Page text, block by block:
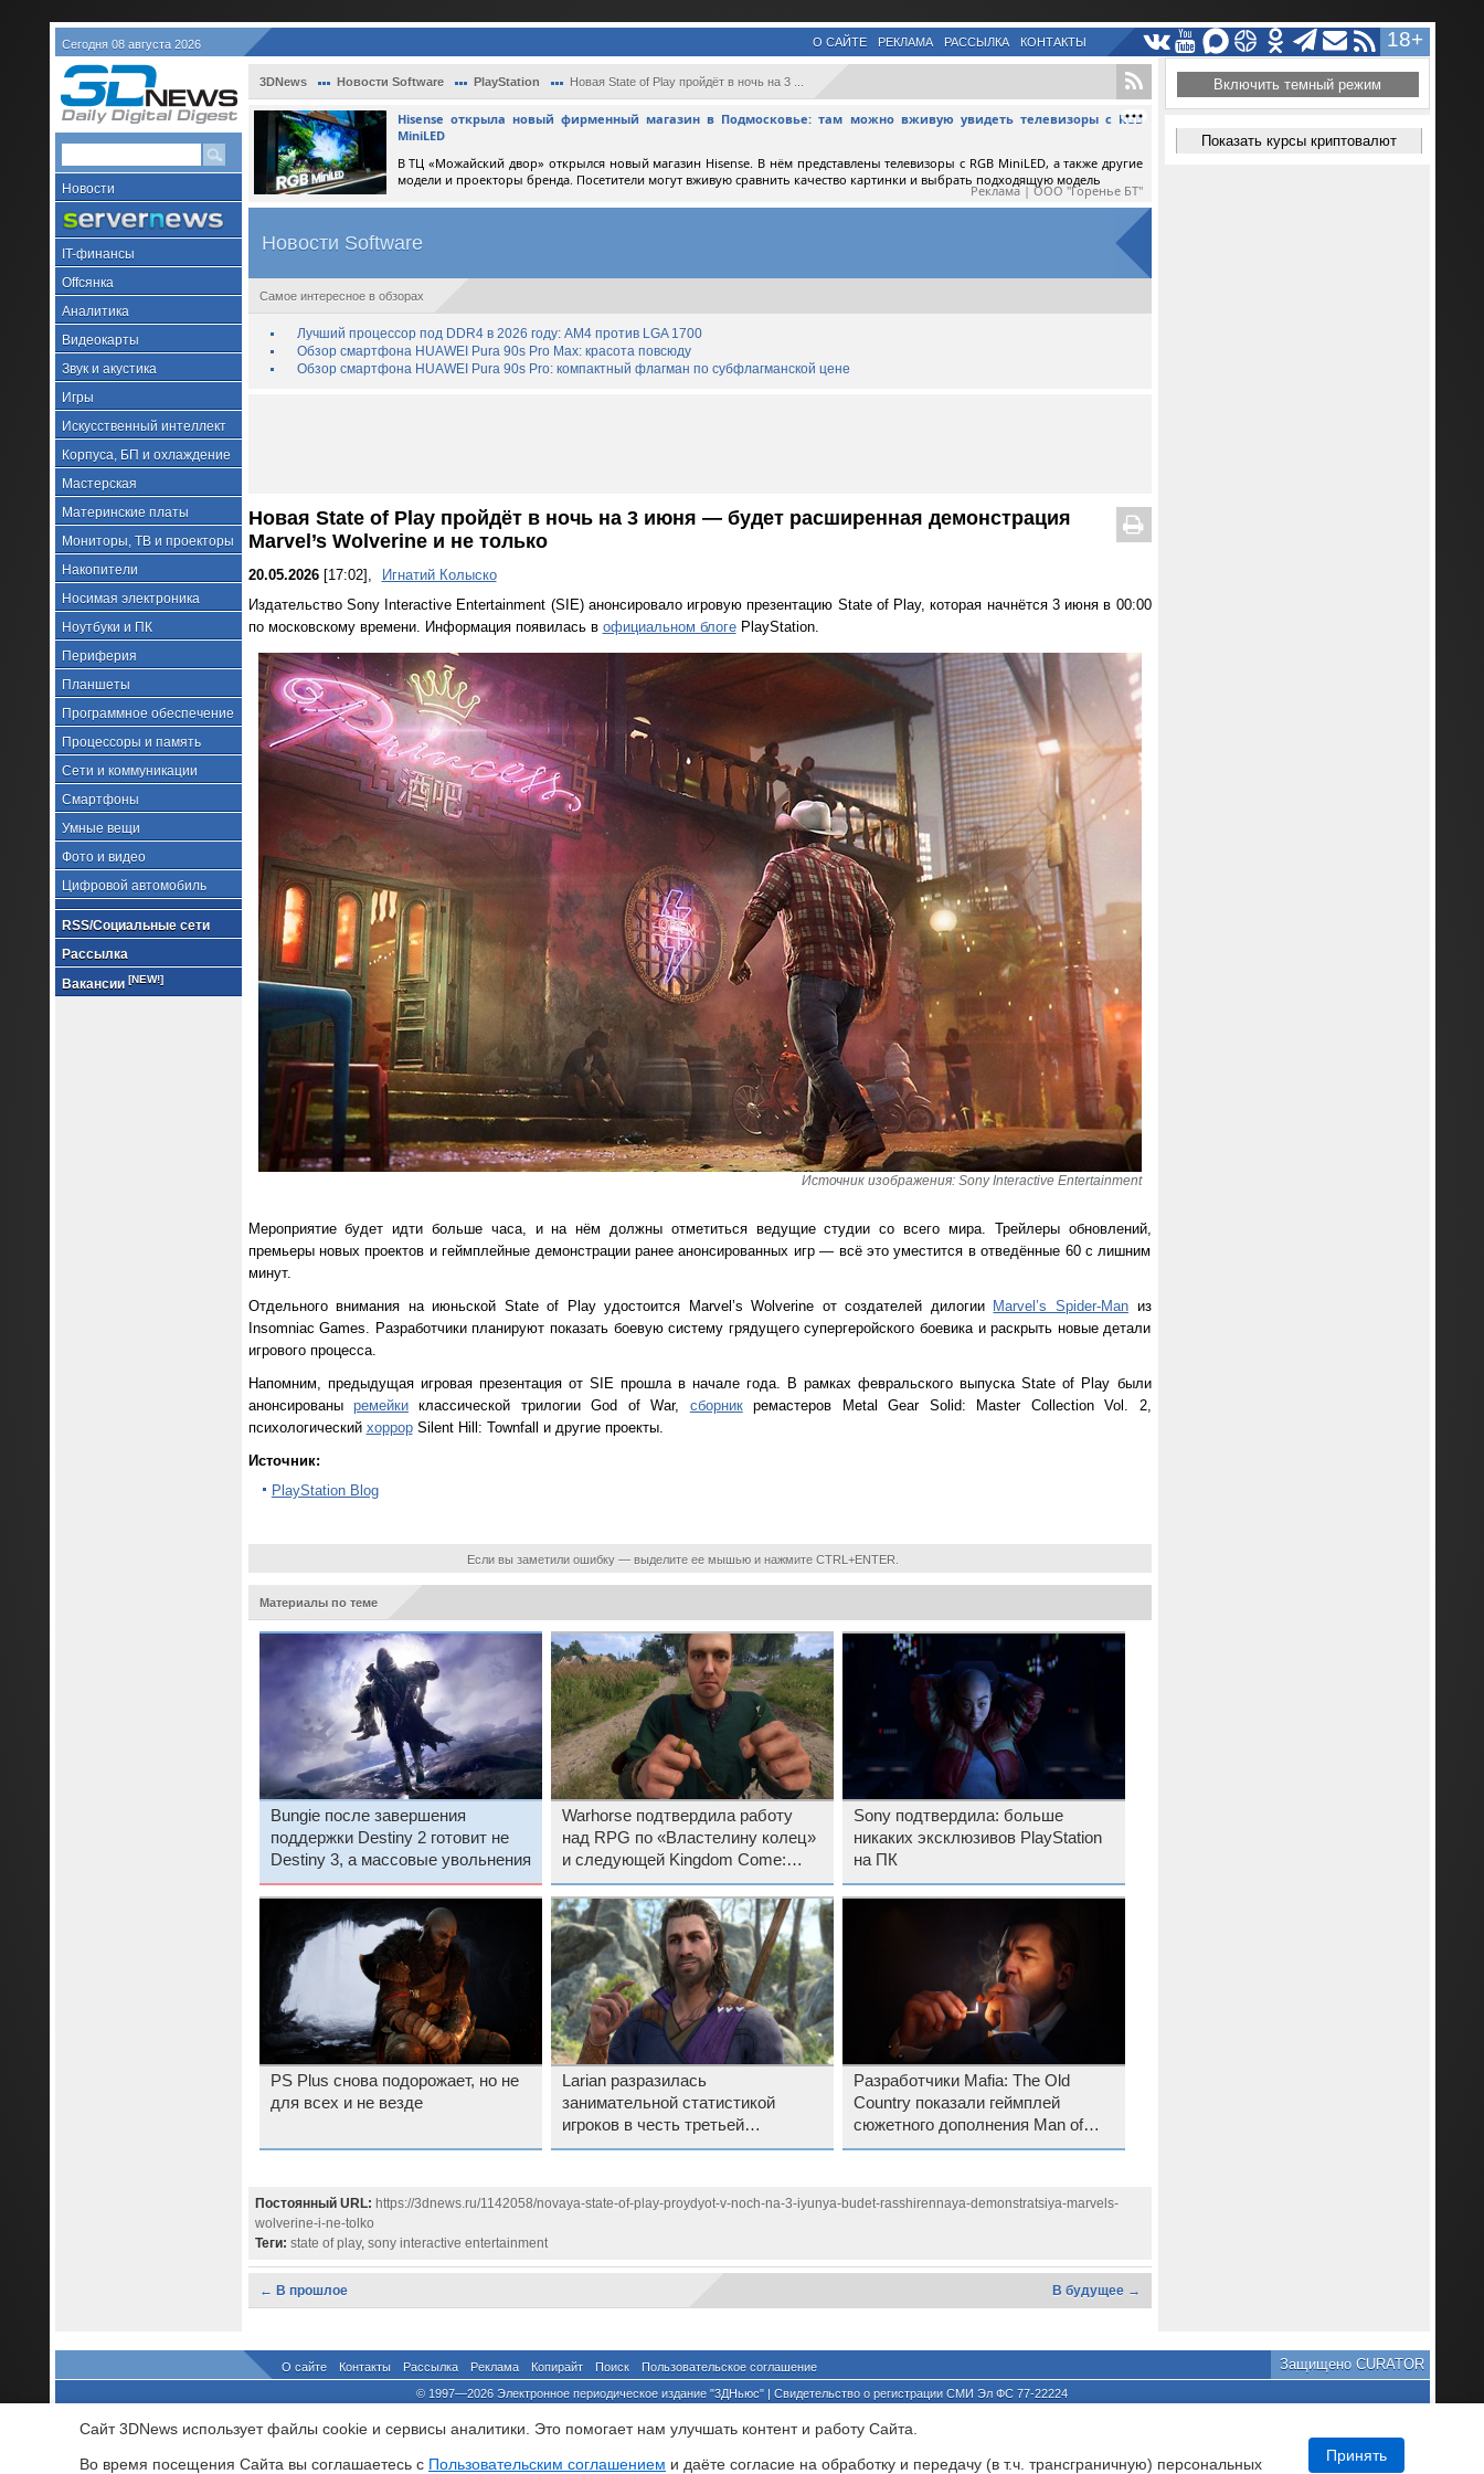
Сегодня 08 августа 2026 18+
О САЙТЕ РЕКЛАМА РАССЫЛКА КОНТАКТЫ
Новости
IT-финансы
Offсянка
Аналитика
Видеокарты
Звук и акустика
Игры
Искусственный интеллект
Корпуса, БП и охлаждение
Мастерская
Материнские платы
Мониторы, ТВ и проекторы
Накопители
Носимая электроника
Ноутбуки и ПК
Периферия
Планшеты
Программное обеспечение
Процессоры и память
Сети и коммуникации
Смартфоны
Умные вещи
Фото и видео
Цифровой автомобиль
RSS/Социальные сети
Рассылка
Вакансии [NEW!]
3DNews Новости Software PlayStation Новая State of Play пройдёт в ночь на 3 ...
Hisense открыла новый фирменный магазин в Подмосковье: там можно вживую увидеть телевизоры с RGB
MiniLED
В ТЦ «Можайский двор» открылся новый магазин Hisense. В нём представлены телевизоры с RGB MiniLED, а также другие
модели и проекторы бренда. Посетители могут вживую сравнить качество картинки и выбрать подходящую модель
Реклама | ООО "Горенье БТ"
Новости Software
Самое интересное в обзорах
Лучший процессор под DDR4 в 2026 году: AM4 против LGA 1700
Обзор смартфона HUAWEI Pura 90s Pro Max: красота повсюду
Обзор смартфона HUAWEI Pura 90s Pro: компактный флагман по субфлагманской цене
Новая State of Play пройдёт в ночь на 3 июня — будет расширенная демонстрация
Marvel’s Wolverine и не только
20.05.2026[17:02],
Игнатий Колыско
Издательство Sony Interactive Entertainment (SIE) анонсировало игровую презентацию State of Play, которая начнётся 3 июня в 00:00
по московскому времени. Информация появилась в официальном блогеPlayStation.
Источник изображения: Sony Interactive Entertainment
Мероприятие будет идти больше часа, и на нём должны отметиться ведущие студии со всего мира. Трейлеры обновлений,
премьеры новых проектов и геймплейные демонстрации ранее анонсированных игр — всё это уместится в отведённые 60 с лишним
минут.
Отдельного внимания на июньской State of Play удостоится Marvel’s Wolverine от создателей дилогии Marvel’s Spider-Manиз
Insomniac Games. Разработчики планируют показать боевую систему грядущего супергеройского боевика и раскрыть новые детали
игрового процесса.
Напомним, предыдущая игровая презентация от SIE прошла в начале года. В рамках февральского выпуска State of Play были
анонсированы ремейкиклассической трилогии God of War, сборникремастеров Metal Gear Solid: Master Collection Vol. 2,
психологический хоррорSilent Hill: Townfall и другие проекты.
Источник:
PlayStation Blog
Если вы заметили ошибку — выделите ее мышью и нажмите CTRL+ENTER.
Материалы по теме
Bungie после завершения
поддержки Destiny 2 готовит не
Destiny 3, а массовые увольнения
Warhorse подтвердила работу
над RPG по «Властелину колец»
и следующей Kingdom Come:
Deliverance
Sony подтвердила: больше
никаких эксклюзивов PlayStation
на ПК
PS Plus снова подорожает, но не
для всех и не везде
Larian разразилась
занимательной статистикой
игроков в честь третьей
годовщины Baldur’s Gate 3
Разработчики Mafia: The Old
Country показали геймплей
сюжетного дополнения Man of
Honor, в котором появится звезда
Постоянный URL: https://3dnews.ru/1142058/novaya-state-of-play-proydyot-v-noch-na-3-iyunya-budet-rasshirennaya-demonstratsiya-marvels-
wolverine-i-ne-tolko
Теги: state of play, sony interactive entertainment
← В прошлое В будущее →
Включить темный режим
Показать курсы криптовалют
О сайте Контакты Рассылка Реклама Копирайт Поиск Пользовательское соглашение Защищено CURATOR
© 1997—2026 Электронное периодическое издание "3ДНьюс" | Свидетельство о регистрации СМИ Эл ФС 77-22224
При цитировании документа ссылка на сайт с указанием автора обязательна. Полное заимствование документа является нарушением
Сайт 3DNews использует файлы cookie и сервисы аналитики. Это помогает нам улучшать контент и работу Cайта.
Во время посещения Cайта вы соглашаетесь с Пользовательским соглашением и даёте согласие на обработку и передачу (в т.ч. трансграничную) персональных
Принять